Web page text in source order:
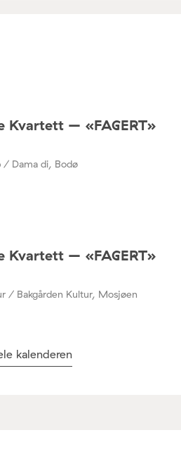
Kvartett – «FAGERT»
/ Dama di, Bodø
Kvartett – «FAGERT»
/ Bakgården Kultur, Mosjøen
kalenderen